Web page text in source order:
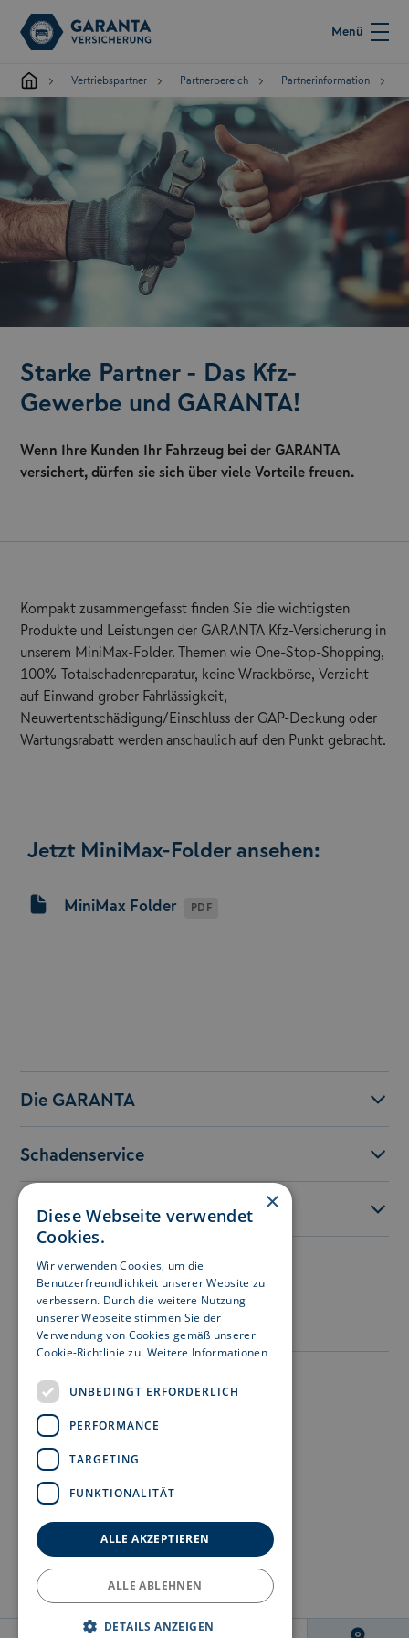
Menü
Vertriebspartner Partnerbereich Partnerinformation
Starke Partner - Das Kfz-
Gewerbe und GARANTA!
Wenn Ihre Kunden Ihr Fahrzeug bei der GARANTA
versichert, dürfen sie sich über viele Vorteile freuen.
Kompakt zusammengefasst finden Sie die wichtigsten
Produkte und Leistungen der GARANTA Kfz-Versicherung in
unserem MiniMax-Folder. Themen wie One-Stop-Shopping,
100%-Totalschadenreparatur, keine Wrackbörse, Verzicht
auf Einwand grober Fahrlässigkeit,
Neuwertentschädigung/Einschluss der GAP-Deckung oder
Wartungsrabatt werden anschaulich auf den Punkt gebracht.
Jetzt MiniMax-Folder ansehen:
MiniMax Folder PDF
Die GARANTA
Schadenservice
Service
Besuchen Sie uns auf:
Impressum
Meldekanal Hinweisgeber
Barrierefreiheit
×
Diese Webseite verwendet
Cookies.
Wir verwenden Cookies, um die
Benutzerfreundlichkeit unserer Website zu
verbessern. Durch die weitere Nutzung
unserer Webseite stimmen Sie der
Verwendung von Cookies gemäß unserer
Cookie-Richtlinie zu. Weitere Informationen
UNBEDINGT ERFORDERLICH
PERFORMANCE
TARGETING
FUNKTIONALITÄT
ALLE AKZEPTIEREN
ALLE ABLEHNEN
DETAILS ANZEIGEN